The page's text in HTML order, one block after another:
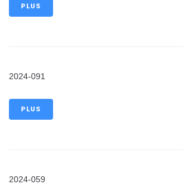
PLUS
2024-091
PLUS
2024-059